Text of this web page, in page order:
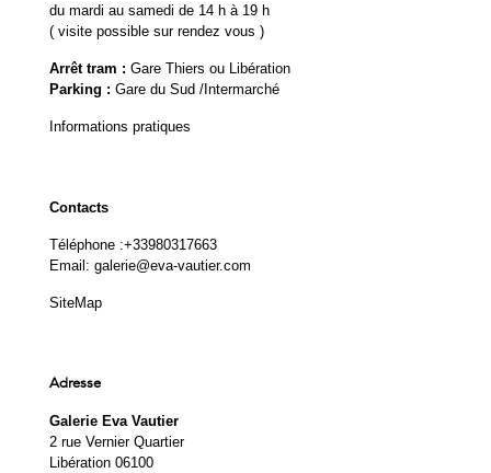
du mardi au samedi de 14 h à 19 h
( visite possible sur rendez vous )
Arrêt tram : Gare Thiers ou Libération
Parking : Gare du Sud /Intermarché
Informations pratiques
Contacts
Téléphone :+33980317663
Email: galerie@eva-vautier.com
SiteMap
Adresse
Galerie Eva Vautier
2 rue Vernier Quartier
Libération 06100